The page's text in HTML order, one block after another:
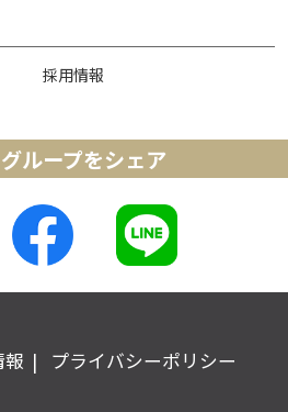
採用情報
ループをシェア
報 プライバシーポリシー